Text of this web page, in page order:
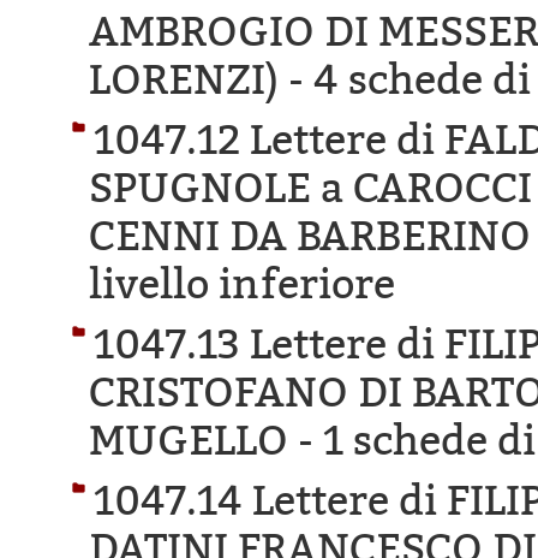
AMBROGIO DI
LORENZI) - 4 schede
1047.12 Lettere di
SPUGNOLE a
CENNI DA
livello inferiore
1047.13 Lettere di
CRISTOFANO DI
MUGELLO - 1 schede
1047.14 Lettere di